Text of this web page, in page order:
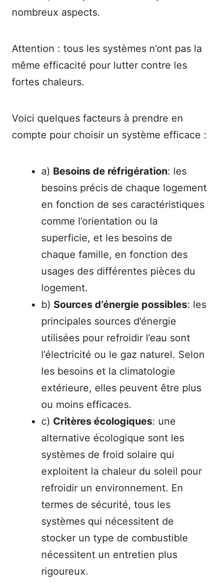
nombreux aspects.
Attention : tous les systèmes n’ont pas la
même efficacité pour lutter contre les
fortes chaleurs.
Voici quelques facteurs à prendre en
compte pour choisir un système efficace :
a) Besoins de réfrigération: les
besoins précis de chaque logement
en fonction de ses caractéristiques
comme l’orientation ou la
superficie, et les besoins de
chaque famille, en fonction des
usages des différentes pièces du
logement.
b) Sources d’énergie possibles: les
principales sources d’énergie
utilisées pour refroidir l’eau sont
l’électricité ou le gaz naturel. Selon
les besoins et la climatologie
extérieure, elles peuvent être plus
ou moins efficaces.
c) Critères écologiques: une
alternative écologique sont les
systèmes de froid solaire qui
exploitent la chaleur du soleil pour
refroidir un environnement. En
termes de sécurité, tous les
systèmes qui nécessitent de
stocker un type de combustible
nécessitent un entretien plus
rigoureux.